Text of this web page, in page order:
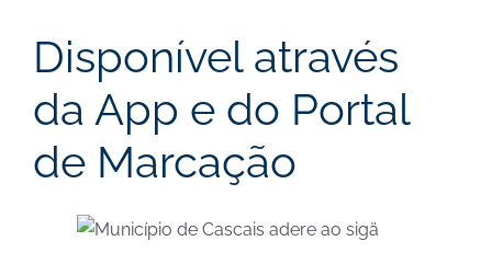
Disponível através
da App e do Portal
de Marcação